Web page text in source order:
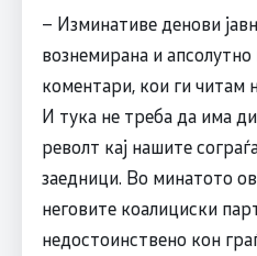
– Изминативе денови
вознемирана и
коментари, кои ги читам
И тука не треба да има
револт кај нашите
заедници. Во минатото
неговите коалициски
недостоинствено кон